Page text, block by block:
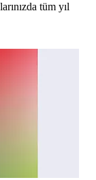
tüm yıl